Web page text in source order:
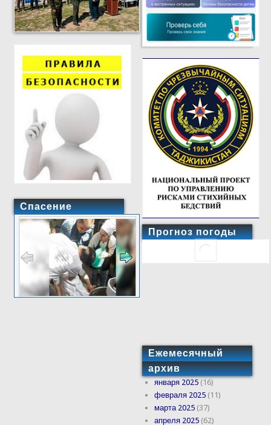
Спасение
Прогноз погоды
Ежемесячный
архив
января 2025 (16)
февраля 2025 (11)
марта 2025 (37)
апреля 2025 (62)